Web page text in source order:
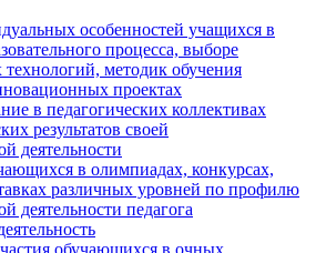
особенностей учащихся в
процесса, выборе
технологий, методик обучения
проектах
в педагогических коллективах
результатов своей
деятельности
в олимпиадах, конкурсах,
различных уровней по профилю
деятельности педагога
обучающихся в очных